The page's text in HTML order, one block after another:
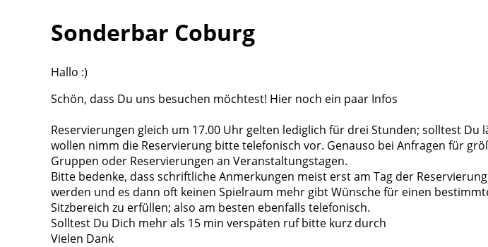
Sonderbar Coburg
Hallo :)
Schön, dass Du uns besuchen möchtest! Hier noch ein paar Infos
Reservierungen gleich um 17.00 Uhr gelten lediglich für drei Stunden; solltest Du
wollen nimm die Reservierung bitte telefonisch vor. Genauso bei Anfragen für
Gruppen oder Reservierungen an Veranstaltungstagen.
Bitte bedenke, dass schriftliche Anmerkungen meist erst am Tag der
werden und es dann oft keinen Spielraum mehr gibt Wünsche für einen
Sitzbereich zu erfüllen; also am besten ebenfalls telefonisch.
Solltest Du Dich mehr als 15 min verspäten ruf bitte kurz durch
Vielen Dank